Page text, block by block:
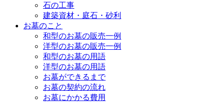
石の工事
建築資材・庭石・砂利
お墓のこと
和型のお墓の販売一例
洋型のお墓の販売一例
和型のお墓の用語
洋型のお墓の用語
お墓ができるまで
お墓の契約の流れ
お墓にかかる費用